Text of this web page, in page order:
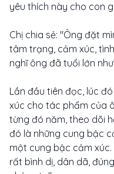
yêu thích này cho con
Chị chia sẻ: "Ông đặt
tâm trạng, cảm xúc,
nghĩ ông đã tuổi lớn
Lần đầu tiên đọc, lúc
xúc cho tác phẩm của
từng đó năm, theo dõi
đó là những cung bậc
một cung bậc cảm
rất bình dị, dân dã,